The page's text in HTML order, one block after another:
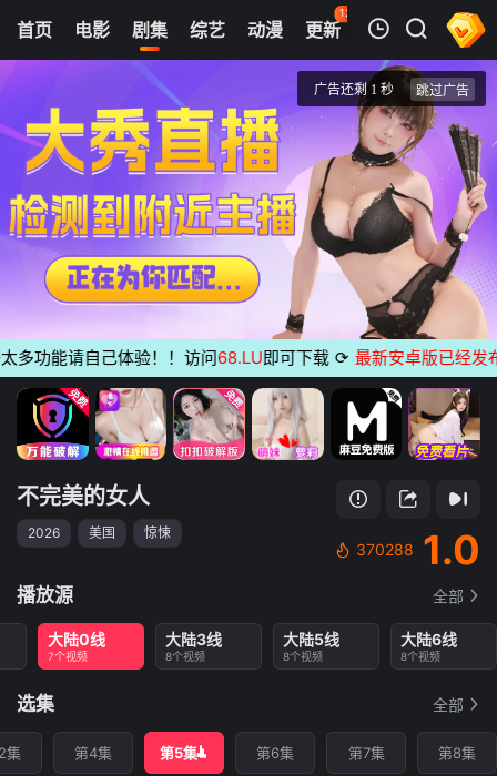
首页 电影 剧集 综艺 动漫 更新
122
热榜 APP
我的观影记录
第5集
不完美的女人
清空
请自己体验！！访问 68.LU即可下载 ⟳ 最新安卓版已经发布无
不完美的女人
2026 美国 惊悚
370288 1.0
播放源 全部
大陆0线
7个视频
大陆3线
8个视频
大陆5线
8个视频
大陆6线
8个视频
选集 全部
集 第4集 第5集 第6集 第7集 第8集